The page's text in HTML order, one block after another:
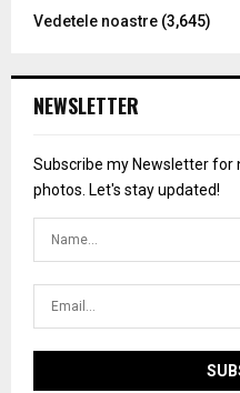
Vedetele noastre (3,645)
NEWSLETTER
Subscribe my Newsletter for
photos. Let's stay updated!